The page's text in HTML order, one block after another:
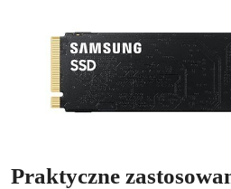
Praktyczne